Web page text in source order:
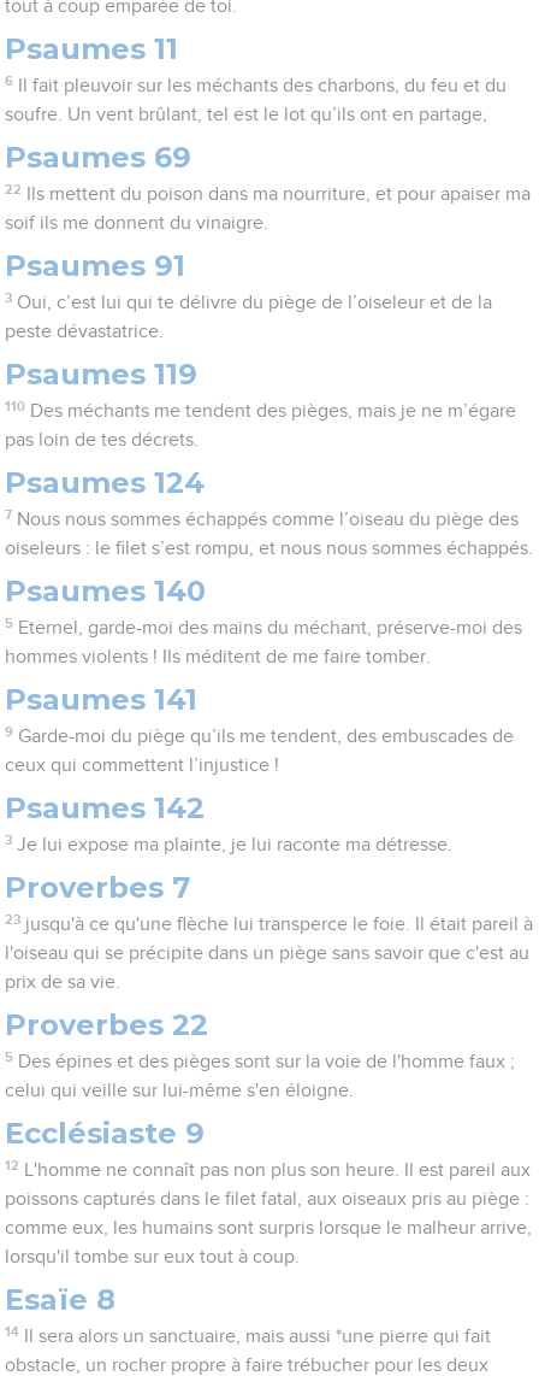
tout à coup emparée de toi.
Psaumes 11
6
Il fait pleuvoir sur les méchants des charbons, du feu et du
soufre. Un vent brûlant, tel est le lot qu’ils ont en partage,
Psaumes 69
22
Ils mettent du poison dans ma nourriture, et pour apaiser ma
soif ils me donnent du vinaigre.
Psaumes 91
3 Oui, c’est lui qui te délivre du piège de l’oiseleur et de la
peste dévastatrice.
Psaumes 119
110 Des méchants me tendent des pièges, mais je ne m’égare
pas loin de tes décrets.
Psaumes 124
7 Nous nous sommes échappés comme l’oiseau du piège des
oiseleurs : le filet s’est rompu, et nous nous sommes échappés.
Psaumes 140
5 Eternel, garde-moi des mains du méchant, préserve-moi des
hommes violents ! Ils méditent de me faire tomber.
Psaumes 141
9 Garde-moi du piège qu’ils me tendent, des embuscades de
ceux qui commettent l’injustice !
Psaumes 142
3 Je lui expose ma plainte, je lui raconte ma détresse.
Proverbes 7
23 jusqu'à ce qu'une flèche lui transperce le foie. Il était pareil à
l'oiseau qui se précipite dans un piège sans savoir que c'est au
prix de sa vie.
Proverbes 22
5 Des épines et des pièges sont sur la voie de l'homme faux ;
celui qui veille sur lui-même s'en éloigne.
Ecclésiaste 9
12
L'homme ne connaît pas non plus son heure. Il est pareil aux
poissons capturés dans le filet fatal, aux oiseaux pris au piège :
comme eux, les humains sont surpris lorsque le malheur arrive,
lorsqu'il tombe sur eux tout à coup.
Esaïe 8
14
Il sera alors un sanctuaire, mais aussi *une pierre qui fait
obstacle, un rocher propre à faire trébucher pour les deux